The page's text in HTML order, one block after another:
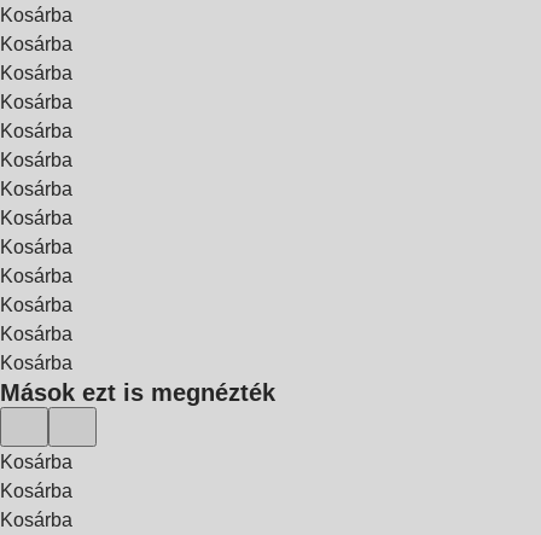
Kosárba
Kosárba
Kosárba
Kosárba
Kosárba
Kosárba
Kosárba
Kosárba
Kosárba
Kosárba
Kosárba
Kosárba
Kosárba
Mások ezt is megnézték
Kosárba
Kosárba
Kosárba